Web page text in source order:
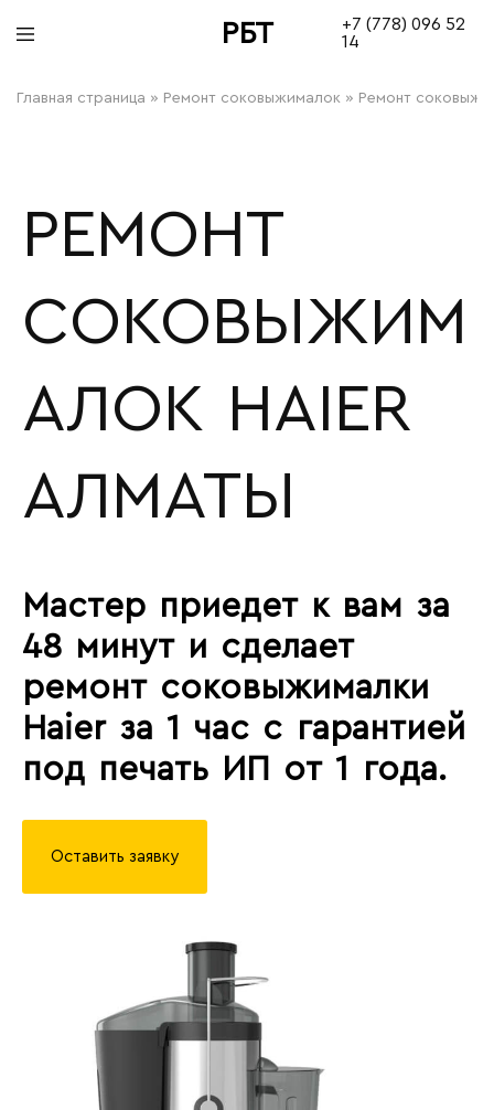
РБТ
+7 (778) 096 52
14
Главная страница » Ремонт соковыжималок » Ремонт
РЕМОНТ
СОКОВЫЖИМ
АЛОК HAIER
АЛМАТЫ
Мастер приедет к вам за
48 минут и сделает
ремонт соковыжималки
Haier за 1 час с гарантией
под печать ИП от 1 года.
Оставить заявку